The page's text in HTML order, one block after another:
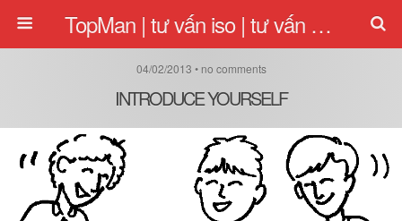
TopMan | tư vấn iso | tư vấn quản lý | tu van iso
04/02/2013 • no comments
INTRODUCE YOURSELF